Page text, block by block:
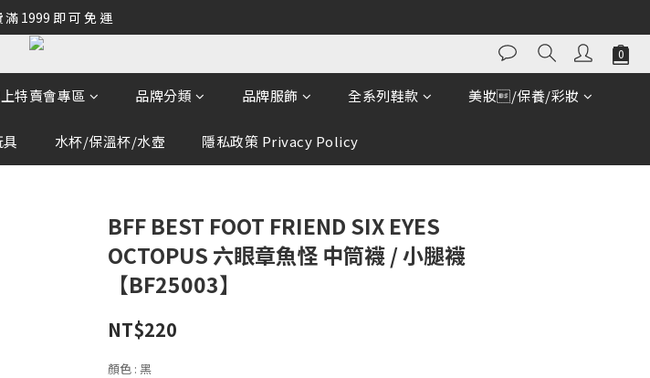
滿 1999 即 可 免 運
特賣會專區 品牌分類 品牌服飾 全系列鞋款 美妝/保養/彩妝
水杯/保溫杯/水壺 隱私政策 Privacy Policy
BFF BEST FOOT FRIEND SIX EYES
OCTOPUS 六眼章魚怪 中筒襪 / 小腿襪
【BF25003】
NT$220
顏色 : 黑